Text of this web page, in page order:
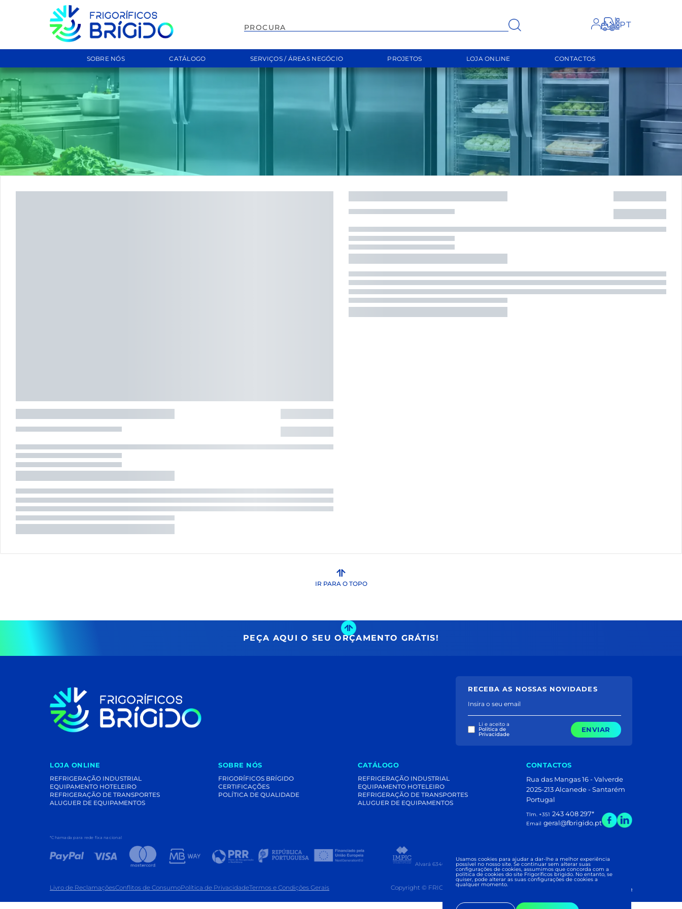
SOBRE NÓS CATÁLOGO SERVIÇOS / ÁREAS NEGÓCIO PROJETOS LOJA ONLINE CONTACTOS
IR PARA O TOPO
PEÇA AQUI O SEU ORÇAMENTO GRÁTIS!
RECEBA AS NOSSAS NOVIDADES
Insira o seu email
Li e aceito a
Política de
Privacidade
ENVIAR
LOJA ONLINE
REFRIGERAÇÃO INDUSTRIAL
EQUIPAMENTO HOTELEIRO
REFRIGERAÇÃO DE TRANSPORTES
ALUGUER DE EQUIPAMENTOS
SOBRE NÓS
FRIGORÍFICOS BRÍGIDO
CERTIFICAÇÕES
POLÍTICA DE QUALIDADE
CATÁLOGO
REFRIGERAÇÃO INDUSTRIAL
EQUIPAMENTO HOTELEIRO
REFRIGERAÇÃO DE TRANSPORTES
ALUGUER DE EQUIPAMENTOS
CONTACTOS
Rua das Mangas 16 - Valverde
2025-213 Alcanede - Santarém
Portugal
Tlm. +351 243 408 297*
Email geral@fbrigido.pt
*Chamada para rede fixa nacional
Alvará 63407 - PUB
Livro de ReclamaçõesConflitos de ConsumoPolítica de PrivacidadeTermos e Condições Gerais Copyright © FRIGORÍFICOS BRIGIDO 2026
Usamos cookies para ajudar a dar-lhe a melhor experiência
possível no nosso site. Se continuar sem alterar suas
configurações de cookies, assumimos que concorda com a
política de cookies do site Frigoríficos brigido. No entanto, se
quiser, pode alterar as suas configurações de cookies a
qualquer momento.